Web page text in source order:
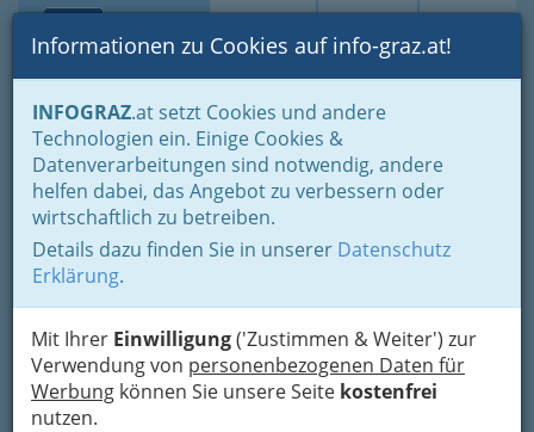
Suche Login Toggle
Informationen zu Cookies auf info-graz.at!
INFOGRAZ.at setzt Cookies und andere
Technologien ein. Einige Cookies &
Datenverarbeitungen sind notwendig, andere
helfen dabei, das Angebot zu verbessern oder
wirtschaftlich zu betreiben.
Details dazu finden Sie in unserer Datenschutz
Erklärung.
Mit Ihrer Einwilligung('Zustimmen & Weiter') zur
Verwendung von personenbezogenen Daten für
Werbung können Sie unsere Seite kostenfrei
nutzen.
Home Branchen
Gastronomie - regional und international
Gastronomie Sonntag geöffnet - früher einmal ein seltener Fall
Zu den 3 goldenen Kugeln
Shopping City Seiersberg -
Kraemer-Stangl GmbH.
Shoppingcity 1, 8055 Seiersberg
+43 316 242 140